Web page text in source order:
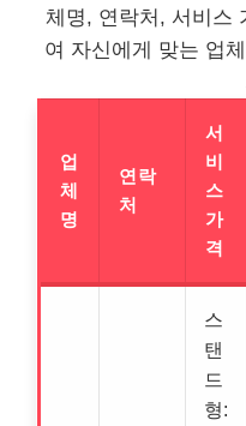
체명, 연락처, 서비스
여 자신에게 맞는 업
업
체
명
연락
처
서
비
스
가
격
스
탠
드
형: